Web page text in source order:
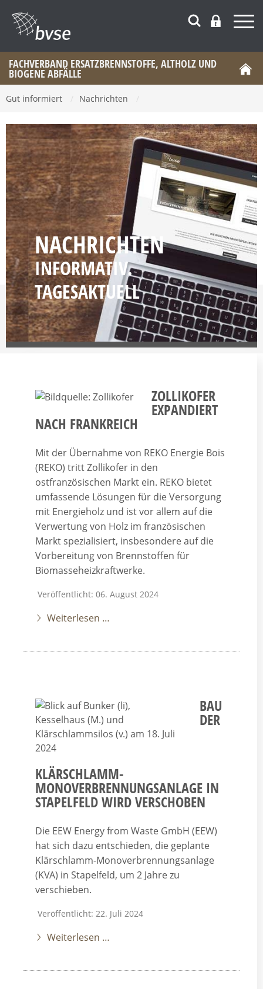
FACHVERBAND ERSATZBRENNSTOFFE, ALTHOLZ UND
BIOGENE ABFÄLLE
Gut informiert Nachrichten
NACHRICHTEN
INFORMATIV.
TAGESAKTUELL
ZOLLIKOFER
EXPANDIERT
NACH FRANKREICH
Mit der Übernahme von REKO Energie Bois
(REKO) tritt Zollikofer in den
ostfranzösischen Markt ein. REKO bietet
umfassende Lösungen für die Versorgung
mit Energieholz und ist vor allem auf die
Verwertung von Holz im französischen
Markt spezialisiert, insbesondere auf die
Vorbereitung von Brennstoffen für
Biomasseheizkraftwerke.
Veröffentlicht: 06. August 2024
Weiterlesen …
BAU
DER
KLÄRSCHLAMM-
MONOVERBRENNUNGSANLAGE IN
STAPELFELD WIRD VERSCHOBEN
Die EEW Energy from Waste GmbH (EEW)
hat sich dazu entschieden, die geplante
Klärschlamm-Monoverbrennungsanlage
(KVA) in Stapelfeld, um 2 Jahre zu
verschieben.
Veröffentlicht: 22. Juli 2024
Weiterlesen …